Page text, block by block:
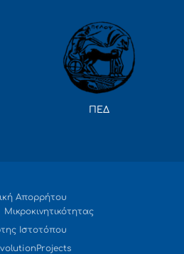
ΠΕΔ
Απορρήτου
Ιστοτόπου